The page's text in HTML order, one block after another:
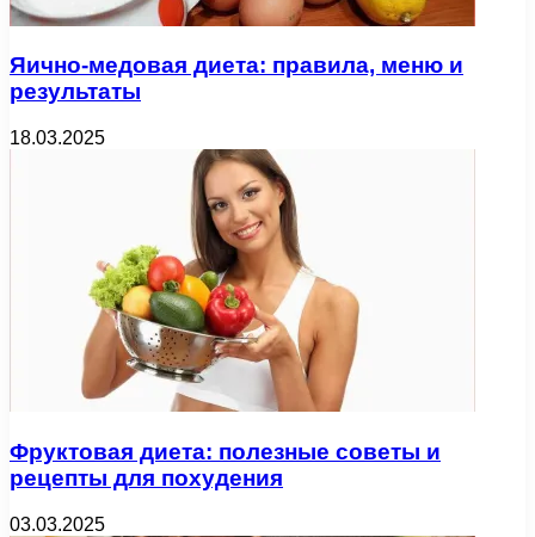
Яично-медовая диета: правила, меню и
результаты
18.03.2025
Фруктовая диета: полезные советы и
рецепты для похудения
03.03.2025